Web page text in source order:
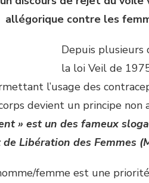
allégorique contre les
Depuis plusieurs
la loi Veil de
l’usage des
devient un principe
» est un des fameux
Libération des Femmes
femme est une